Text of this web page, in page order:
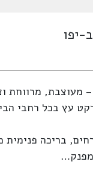
יפו
עץ בכל רחבי
כגון שמירה 24/7, חניית אורחים,
מפנק…